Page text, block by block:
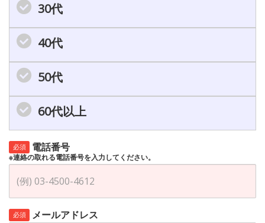
30代
40代
50代
60代以上
必須 電話番号
※連絡の取れる電話番号を入力してください。
必須 メールアドレス